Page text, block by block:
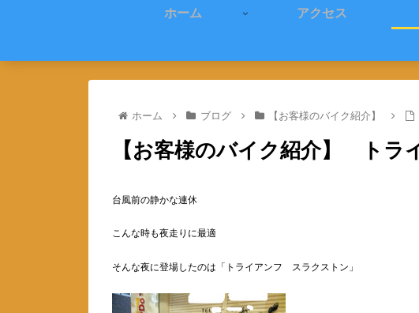
ホーム アクセス
ホーム ブログ 【お客様のバイク紹介】
【お客様のバイク紹介】 ト
台風前の静かな連休
こんな時も夜走りに最適
そんな夜に登場したのは「トライアンフ スラクストン」